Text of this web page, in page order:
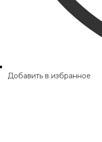
Добавить в избранное